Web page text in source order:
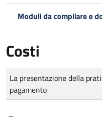
Moduli da compilare e
Costi
Tipo di pagamento
Importo
La presentazione della
pagamento